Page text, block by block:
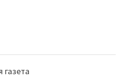
газета